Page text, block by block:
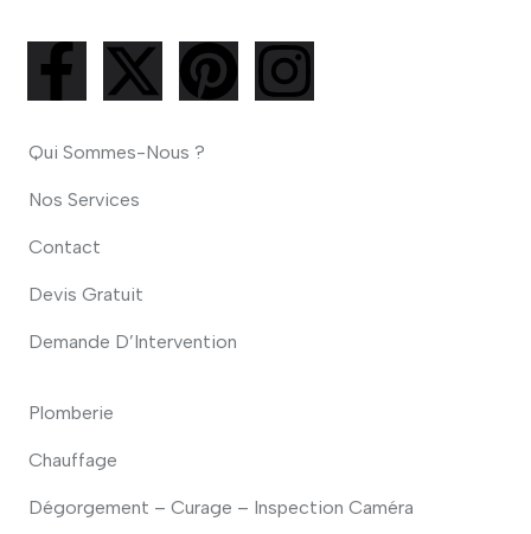
Qui Sommes-Nous ?
Nos Services
Contact
Devis Gratuit
Demande D’Intervention
Plomberie
Chauffage
Dégorgement – Curage – Inspection Caméra